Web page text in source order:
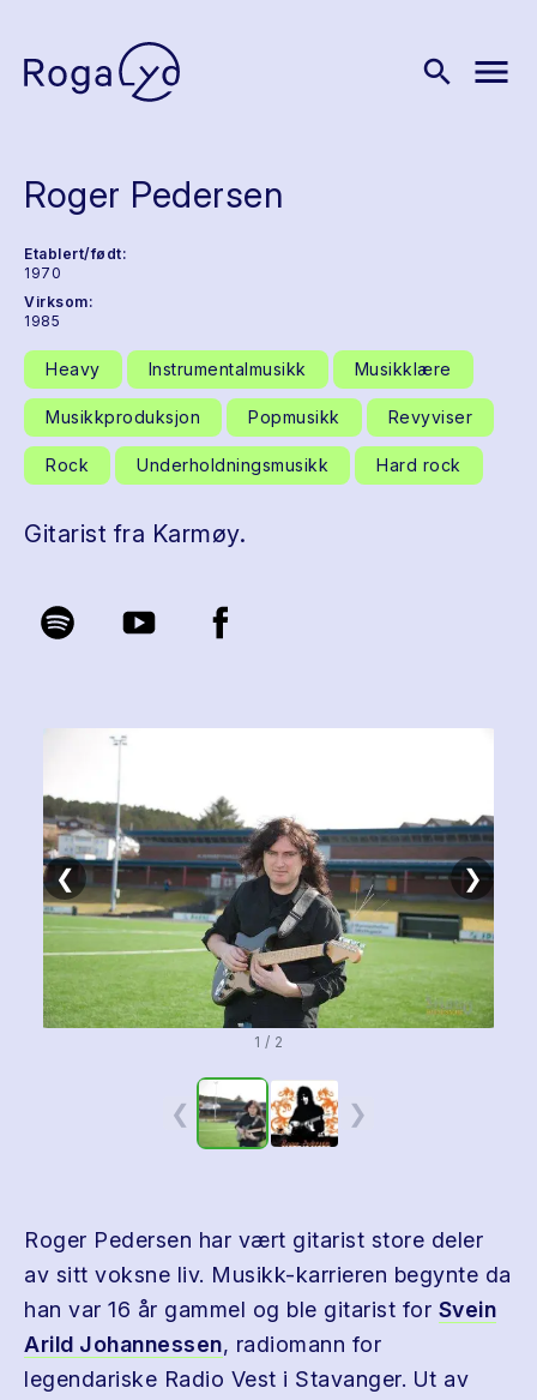
search menu
Roger Pedersen
Etablert/født:
1970
Virksom:
1985
Heavy Instrumentalmusikk Musikklære
Musikkproduksjon Popmusikk Revyviser
Rock Underholdningsmusikk Hard rock
Gitarist fra Karmøy.
❮ ❯
1 / 2
❮ ❯
Roger Pedersen har vært gitarist store deler
av sitt voksne liv. Musikk-karrieren begynte da
han var 16 år gammel og ble gitarist for Svein
Arild Johannessen, radiomann for
legendariske Radio Vest i Stavanger. Ut av